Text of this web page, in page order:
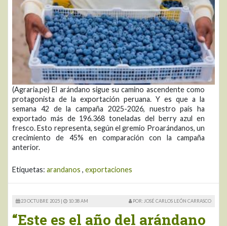
(Agraria.pe) El arándano sigue su camino ascendente como
protagonista de la exportación peruana. Y es que a la
semana 42 de la campaña 2025-2026, nuestro país ha
exportado más de 196.368 toneladas del berry azul en
fresco. Esto representa, según el gremio Proarándanos, un
crecimiento de 45% en comparación con la campaña
anterior.
Etiquetas: arandanos , exportaciones
23 OCTUBRE 2025 | 10:38 AM POR: JOSÉ CARLOS LEÓN CARRASCO
“Este es el año del arándano